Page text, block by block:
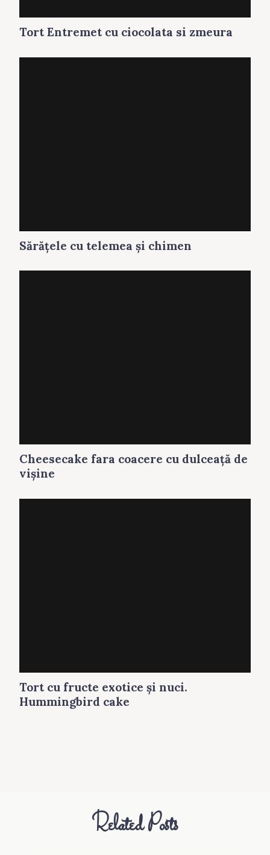
Tort Entremet cu ciocolata si zmeura
Sărăţele cu telemea și chimen
Cheesecake fara coacere cu dulceaţă de
vişine
Tort cu fructe exotice şi nuci.
Hummingbird cake
Related Posts